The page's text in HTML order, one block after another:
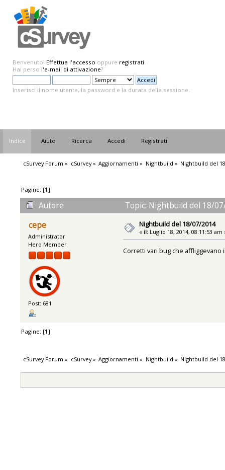
Benvenuto! Effettua l'accesso oppure registrati.
Hai perso l'e-mail di attivazione?
Inserisci il nome utente, la password e la durata della sessione.
Indice Aiuto Ricerca Accedi Registrati
cSurvey Forum » cSurvey» Aggiornamenti » Nightbuild » Nightbuild del
Pagine: [1]
Autore
Topic: Nightbuild del 18/
cepe
Administrator
Hero Member
Post: 681
Nightbuild del 18/07/2014
« il: Luglio 18, 2014, 08:11:53 am
Corretti vari bug che affliggevano
Pagine: [1]
cSurvey Forum » cSurvey» Aggiornamenti » Nightbuild » Nightbuild del